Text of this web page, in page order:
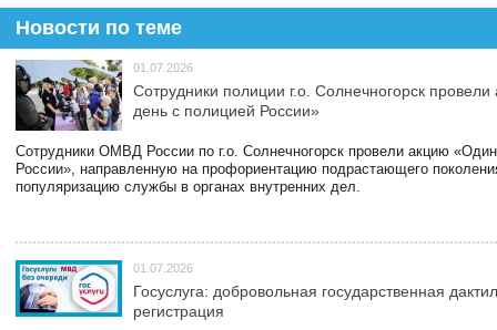
Новости по теме
01.07.2026
Сотрудники полиции г.о. Солнечногорск
день с полицией России»
Сотрудники ОМВД России по г.о. Солнечногорск провели акцию
России», направленную на профориентацию подрастающего
популяризацию службы в органах внутренних дел.
01.07.2026
Госуслуга: добровольная государственная
регистрация